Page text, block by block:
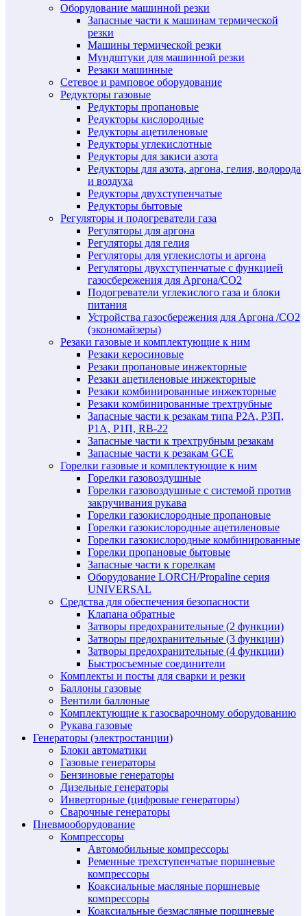
Оборудование машинной резки
Запасные части к машинам термической
резки
Машины термической резки
Мундштуки для машинной резки
Резаки машинные
Сетевое и рамповое оборудование
Редукторы газовые
Редукторы пропановые
Редукторы кислородные
Редукторы ацетиленовые
Редукторы углекислотные
Редукторы для закиси азота
Редукторы для азота, аргона, гелия, водорода
и воздуха
Редукторы двухступенчатые
Редукторы бытовые
Регуляторы и подогреватели газа
Регуляторы для аргона
Регуляторы для гелия
Регуляторы для углекислоты и аргона
Регуляторы двухступенчатые c функцией
газосбережения для Аргона/СО2
Подогреватели углекислого газа и блоки
питания
Устройства газосбережения для Аргона /СО2
(экономайзеры)
Резаки газовые и комплектующие к ним
Резаки керосиновые
Резаки пропановые инжекторные
Резаки ацетиленовые инжекторные
Резаки комбинированные инжекторные
Резаки комбинированные трехтрубные
Запасные части к резакам типа Р2А, Р3П,
Р1А, Р1П, RB-22
Запасные части к трехтрубным резакам
Запасные части к резакам GCE
Горелки газовые и комплектующие к ним
Горелки газовоздушные
Горелки газовоздушные с системой против
закручивания рукава
Горелки газокислородные пропановые
Горелки газокислородные ацетиленовые
Горелки газокислородные комбинированные
Горелки пропановые бытовые
Запасные части к горелкам
Оборудование LORCH/Propaline серия
UNIVERSAL
Средства для обеспечения безопасности
Клапана обратные
Затворы предохранительные (2 функции)
Затворы предохранительные (3 функции)
Затворы предохранительные (4 функции)
Быстросъемные соединители
Комплекты и посты для сварки и резки
Баллоны газовые
Вентили баллоные
Комплектующие к газосварочному оборудованию
Рукава газовые
Генераторы (электростанции)
Блоки автоматики
Газовые генераторы
Бензиновые генераторы
Дизельные генераторы
Инверторные (цифровые генераторы)
Сварочные генераторы
Пневмооборудование
Компрессоры
Автомобильные компрессоры
Ременные трехступенчатые поршневые
компрессоры
Коаксиальные масляные поршневые
компрессоры
Коаксиальные безмасляные поршневые